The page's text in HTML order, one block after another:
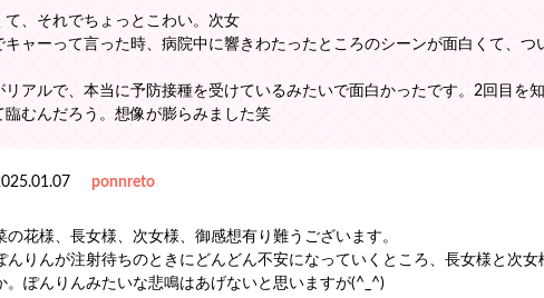
て、それでちょっとこわい。次女
キャーって言った時、病院中に響きわたったところのシーンが面白くて、
リアルで、本当に予防接種を受けているみたいで面白かったです。2回目を
臨むんだろう。想像が膨らみました笑
ponnreto
の花様、長女様、次女様、御感想有り難うございます。
んりんが注射待ちのときにどんどん不安になっていくところ、長女様と次
。ぽんりんみたいな悲鳴はあげないと思いますが(^_^)